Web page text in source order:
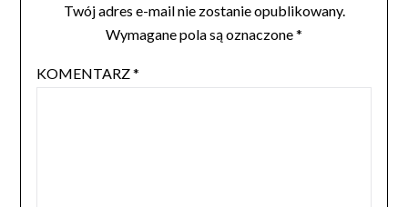
Twój adres e-mail nie zostanie opublikowany.
Wymagane pola są oznaczone*
KOMENTARZ*